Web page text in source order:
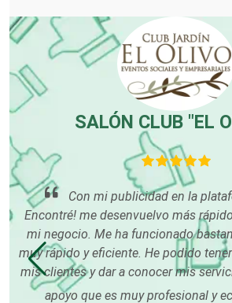
Carpinterías
Centros Comerciales
Centros de Espectáculos
Centros de Nutrición
Centros Turísticos
CLUB "EL OLIVO"
publicidad en la plataforma de ¡Ya lo
desenvuelvo más rápido para dar conocer
ha funcionado bastante y el servicio es
He podido tener más contacto
a conocer mis servicios. Gracias por
es muy profesional y económico.